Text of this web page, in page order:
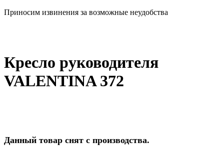
Приносим извинения за возможные неудобства
Кресло руководителя
VALENTINA 372
Данный товар снят с производства.